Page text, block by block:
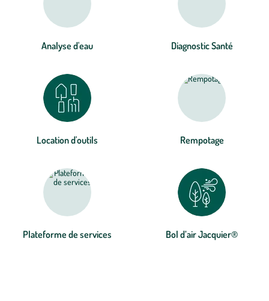
Analyse d'eau Diagnostic Santé
Location d'outils Rempotage
Plateforme de services Bol d’air Jacquier®